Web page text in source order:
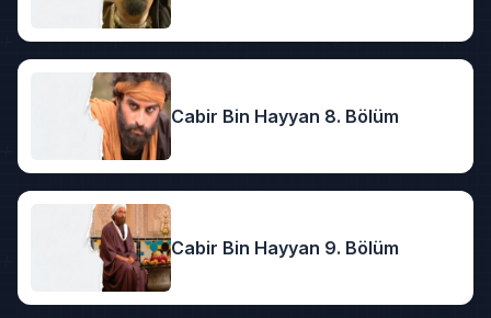
Cabir Bin Hayyan 8. Bölüm
Cabir Bin Hayyan 9. Bölüm